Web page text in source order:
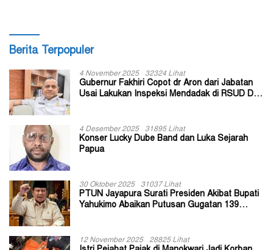
Berita Terpopuler
4 November 2025 32324 Lihat
Gubernur Fakhiri Copot dr Aron dari Jabatan
Usai Lakukan Inspeksi Mendadak di RSUD Dok
4 Desember 2025 31895 Lihat
Konser Lucky Dube Band dan Luka Sejarah
Papua
30 Oktober 2025 31037 Lihat
PTUN Jayapura Surati Presiden Akibat Bupati
Yahukimo Abaikan Putusan Gugatan 139
12 November 2025 28825 Lihat